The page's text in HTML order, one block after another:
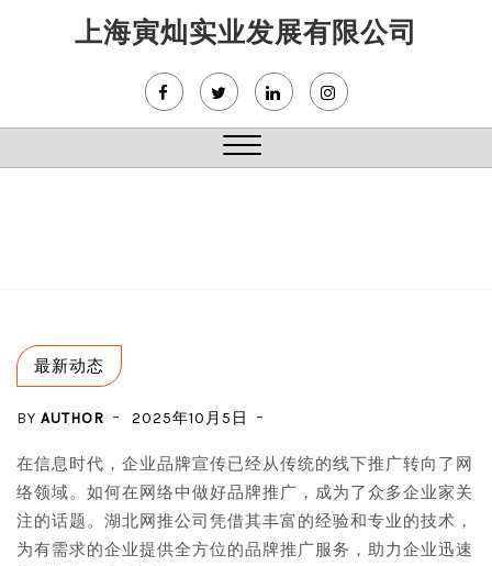
上海寅灿实业发展有限公司
Close
最新动态
BY AUTHOR 2025年10月5日
在信息时代，企业品牌宣传已经从传统的线下推广转向了网
络领域。如何在网络中做好品牌推广，成为了众多企业家关
注的话题。湖北网推公司凭借其丰富的经验和专业的技术，
为有需求的企业提供全方位的品牌推广服务，助力企业迅速